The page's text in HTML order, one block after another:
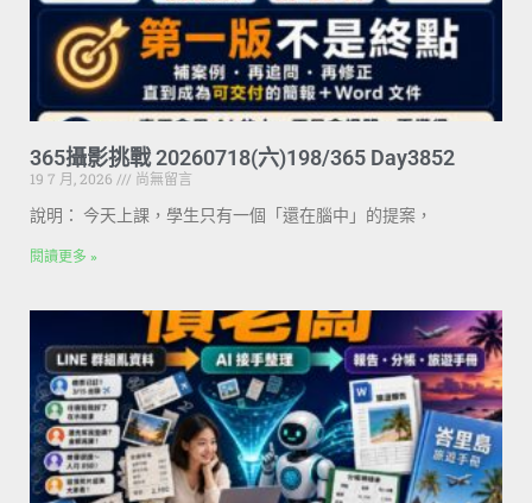
365攝影挑戰 20260718(六)198/365 Day3852
19 7 月, 2026
尚無留言
說明： 今天上課，學生只有一個「還在腦中」的提案，
閱讀更多 »